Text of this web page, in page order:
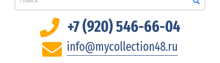
+7 (920) 546-66-04
info@mycollection48.ru